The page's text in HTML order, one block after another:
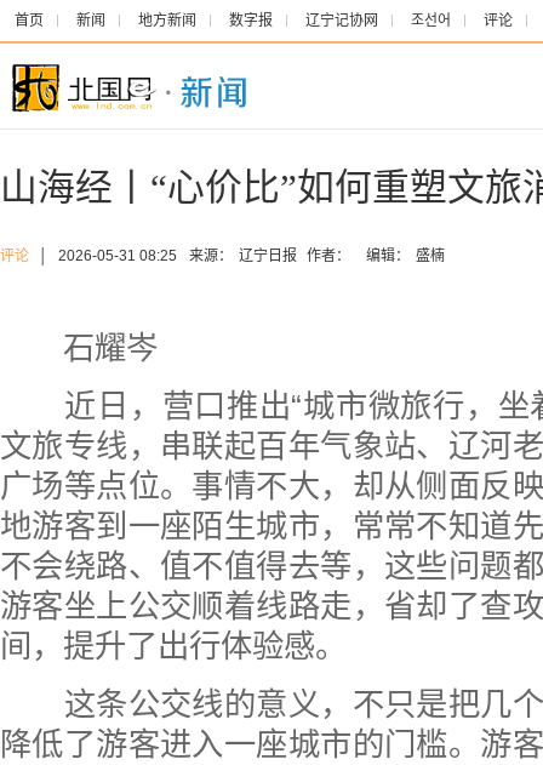
首页 新闻 地方新闻 数字报 辽宁记协网 조선어 评论
山海经丨“心价比”如何重塑文旅
评论 2026-05-31 08:25 来源： 辽宁日报 作者： 编辑： 盛楠
石耀岑
近日，营口推出“城市微旅行，坐
文旅专线，串联起百年气象站、辽河
广场等点位。事情不大，却从侧面反
地游客到一座陌生城市，常常不知道
不会绕路、值不值得去等，这些问题
游客坐上公交顺着线路走，省却了查
间，提升了出行体验感。
这条公交线的意义，不只是把几个
降低了游客进入一座城市的门槛。游